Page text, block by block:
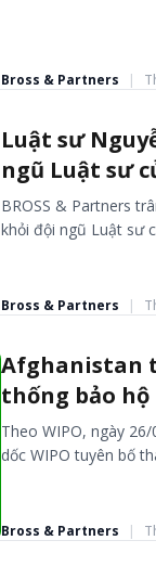
Bross & Partners |
Luật sư
ngũ Luật sư
BROSS & Partners
khỏi đội ngũ Luật sư
Bross & Partners |
Afghanistan
thống bảo
Theo WIPO, ngày
dốc WIPO tuyên bố
Bross & Partners |